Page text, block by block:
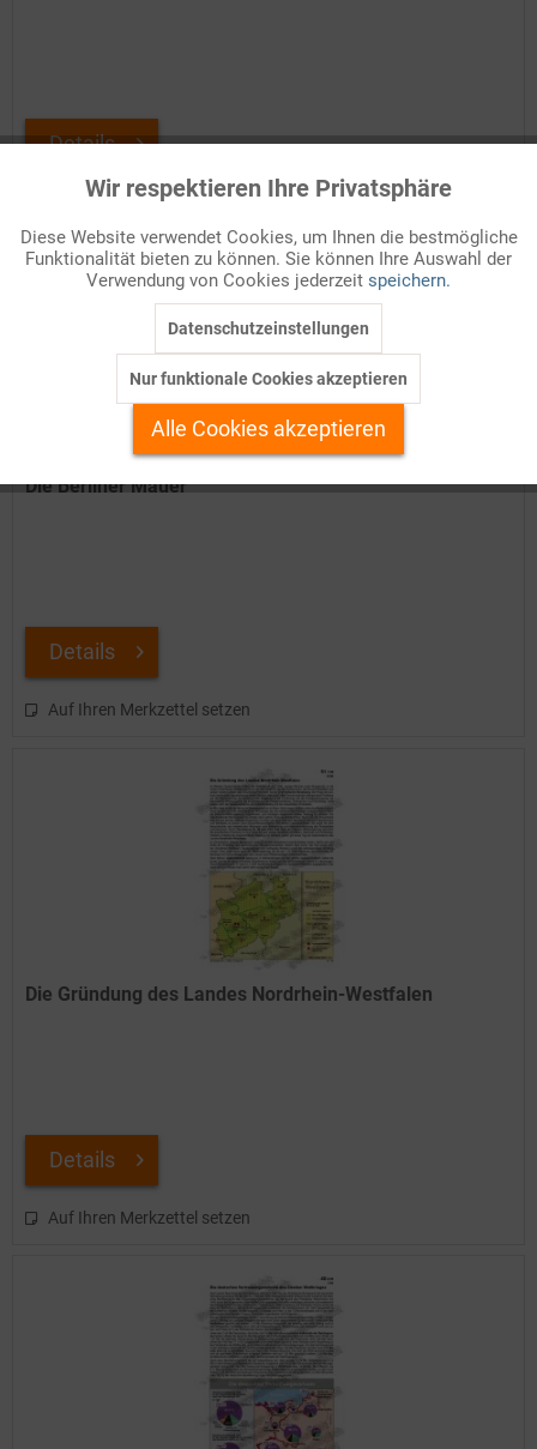
Details
Auf Ihren Merkzettel setzen
Die Berliner Mauer
Details
Auf Ihren Merkzettel setzen
Die Gründung des Landes Nordrhein-Westfalen
Details
Auf Ihren Merkzettel setzen
Funktionale Aktiv
Marketing Inaktiv
Personalisierung Inaktiv
Service
Wir respektieren Ihre Privatsphäre
Diese Website verwendet Cookies, um Ihnen die bestmögliche
Funktionalität bieten zu können. Sie können Ihre Auswahl der
Verwendung von Cookies jederzeit speichern.
Datenschutzeinstellungen
Nur funktionale Cookies akzeptieren
Alle Cookies akzeptieren